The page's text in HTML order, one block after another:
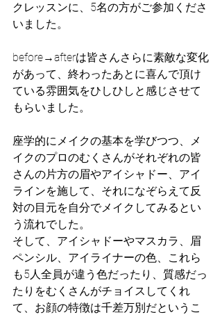
クレッスンに、5名の方がご参加くださ
いました。
before→afterは皆さんさらに素敵な変化
があって、終わったあとに喜んで頂け
ている雰囲気をひしひしと感じさせて
もらいました。
座学的にメイクの基本を学びつつ、メ
イクのプロのむくさんがそれぞれの皆
さんの片方の眉やアイシャドー、アイ
ラインを施して、それになぞらえて反
対の目元を自分でメイクしてみるとい
う流れでした。
そして、アイシャドーやマスカラ、眉
ペンシル、アイライナーの色、これら
も5人全員が違う色だったり、質感だっ
たりをむくさんがチョイスしてくれ
て、お顔の特徴は千差万別だというこ